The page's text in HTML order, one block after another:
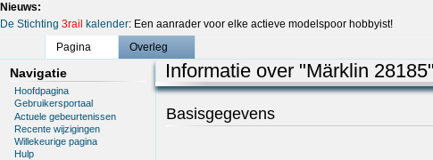
Nieuws:
De Stichting 3rail kalender: Een aanrader voor elke actieve modelspoor hobbyist!
Pagina
Overleg
Navigatie
Hoofdpagina
Gebruikersportaal
Actuele gebeurtenissen
Recente wijzigingen
Willekeurige pagina
Hulp
Informatie over "Märklin 28185"
Basisgegevens